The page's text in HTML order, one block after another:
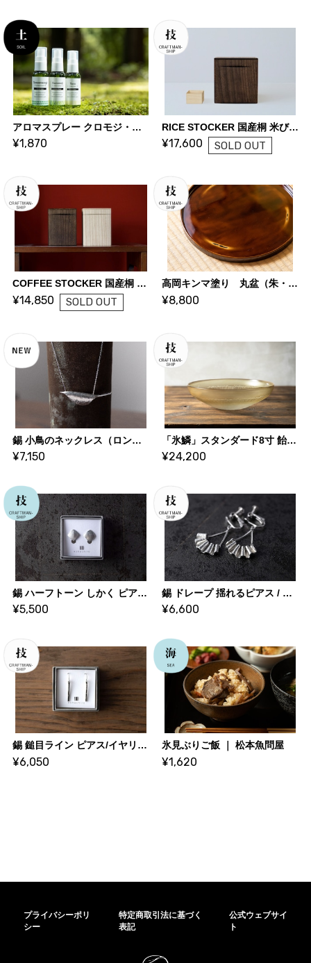
アロマスプレー クロモジ・タテヤマスギ・ユズ ｜ アロマセレクト
¥1,870
RICE STOCKER 国産桐 米びつ ライスストッカー【2kg 焼桐】 | KIRIFT 美術木箱うらた | KIRIFT Artwork wooden box Urata
¥17,600 SOLD OUT
COFFEE STOCKER 国産桐 コーヒーストッカー【200g 焼桐】| KIRIFT 美術木箱うらた | KIRIFT Artwork wooden box Urata
¥14,850 SOLD OUT
高岡キンマ塗り 丸盆（朱・黒） ｜ 高岡漆器
¥8,800
錫 小鳥のネックレス（ロング） ｜ 大寺幸八郎商店・KOHACHIRO 博選堂
¥7,150
「氷鱗」スタンダード8寸 飴色 | 市川知也 (ガラス作家)
¥24,200
錫 ハーフトーン しかく ピアス / イヤリング ｜ 大寺幸八郎商店・KOHACHIRO 博選堂
¥5,500
錫 ドレープ 揺れるピアス / イヤリング ｜ 大寺幸八郎商店・KOHACHIRO 博選堂
¥6,600
錫 鎚目ライン ピアス/イヤリング細 フックタイプ ｜ 大寺幸八郎商店・KOHACHIRO 博選堂
¥6,050
氷見ぶりご飯 ｜ 松本魚問屋
¥1,620
プライバシーポリ
シー
特定商取引法に基づく
表記
公式ウェブサイ
ト